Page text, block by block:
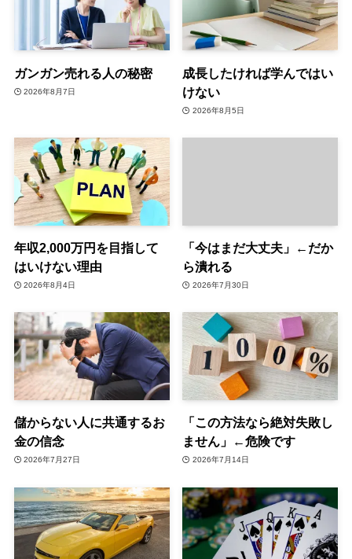
ガンガン売れる人の秘密
2026年8月7日
成長したければ学んではい
けない
2026年8月5日
年収2,000万円を目指して
はいけない理由
2026年8月4日
「今はまだ大丈夫」←だか
ら潰れる
2026年7月30日
儲からない人に共通するお
金の信念
2026年7月27日
「この方法なら絶対失敗し
ません」←危険です
2026年7月14日